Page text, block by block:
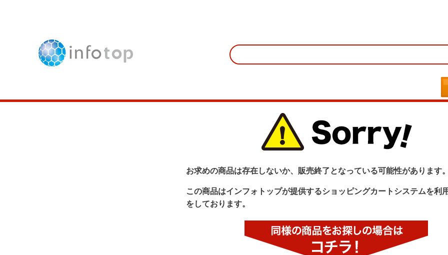
お求めの商品は存在しないか、販売終了となっている可能性があります
この商品はインフォトップが提供するショッピングカートシステムを利
をしております。